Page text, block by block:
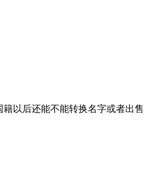
以后还能不能转换名字或者出售